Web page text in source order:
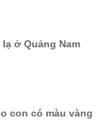
ở Quảng Nam
con có màu vàng